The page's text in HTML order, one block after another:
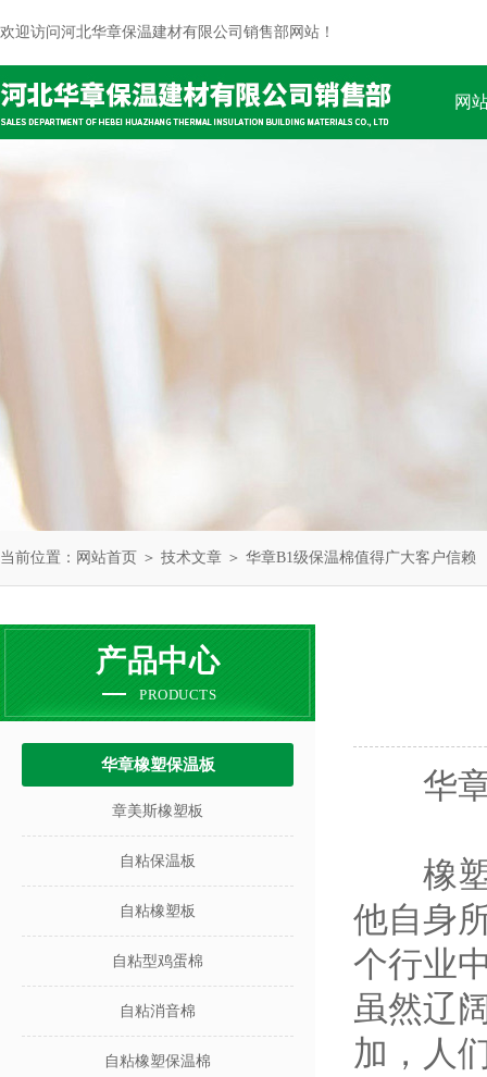
欢迎访问河北华章保温建材有限公司销售部网站！
网
当前位置： 网站首页 ＞ 技术文章 ＞ 华章B1级保温棉值得广大客户信赖
产品中心
PRODUCTS
华章橡塑保温板
章美斯橡塑板
自粘保温板
自粘橡塑板
自粘型鸡蛋棉
自粘消音棉
自粘橡塑保温棉
华章
橡塑
他自身
个行业
虽然辽
加，人